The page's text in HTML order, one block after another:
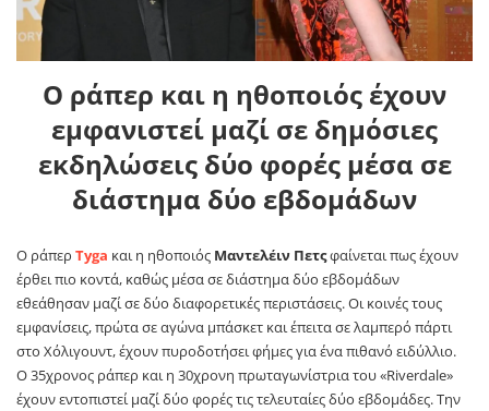
Ο ράπερ και η ηθοποιός έχουν
εμφανιστεί μαζί σε δημόσιες
εκδηλώσεις δύο φορές μέσα σε
διάστημα δύο εβδομάδων
Ο ράπερ Tyga και η ηθοποιός Μαντελέιν Πετςφαίνεται πως έχουν
έρθει πιο κοντά, καθώς μέσα σε διάστημα δύο εβδομάδων
εθεάθησαν μαζί σε δύο διαφορετικές περιστάσεις. Οι κοινές τους
εμφανίσεις, πρώτα σε αγώνα μπάσκετ και έπειτα σε λαμπερό πάρτι
στο Χόλιγουντ, έχουν πυροδοτήσει φήμες για ένα πιθανό ειδύλλιο.
Ο 35χρονος ράπερ και η 30χρονη πρωταγωνίστρια του «Riverdale»
έχουν εντοπιστεί μαζί δύο φορές τις τελευταίες δύο εβδομάδες. Την